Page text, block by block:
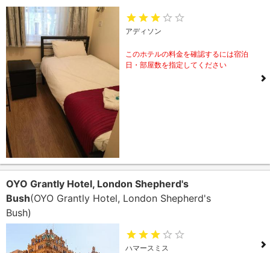
アディソン
このホテルの料金を確認するには宿泊
日・部屋数を指定してください
OYO Grantly Hotel, London Shepherd's
Bush(OYO Grantly Hotel, London Shepherd's
Bush)
ハマースミス